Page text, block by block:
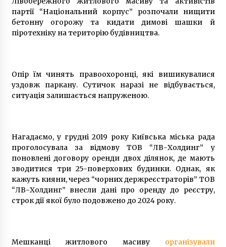
«замінували» десятки об’єктів
6 років ago
партії “Національний корпус” розпочали нищити
бетонну огорожу та кидати димові шашки й
піротехніку на територію будівництва.
Опір їм чинять правоохоронці, які вишикувалися
уздовж паркану. Сутичок наразі не відбувається,
ситуація залишається напруженою.
Нагадаємо, у грудні 2019 року Київська міська рада
проголосувала за відмову ТОВ “ЛВ-Холдинг” у
поновлені договору оренди двох ділянок, де мають
зводитися три 25-поверхових будинки. Однак, як
кажуть кияни, через “чорних держреєстраторів” ТОВ
“ЛВ-Холдинг” внесли дані про оренду до реєстру,
строк дії якої було подовжено до 2024 року.
Мешканці житлового масиву організували